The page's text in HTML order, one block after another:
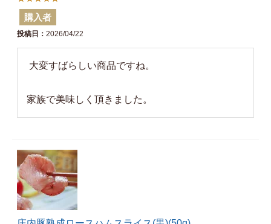
購入者
投稿日 2026/04/22
家族で美味しく頂きました。